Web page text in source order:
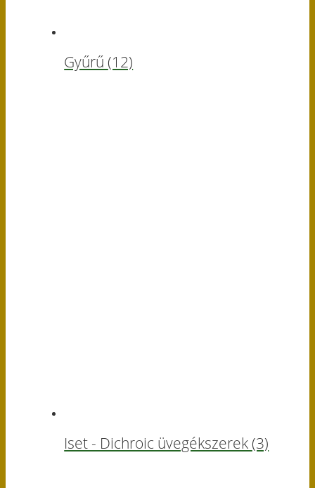
Gyűrű(12)
Iset - Dichroic üvegékszerek(3)